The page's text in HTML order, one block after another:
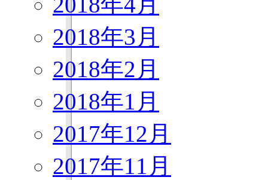
2018年3月
2018年2月
2018年1月
2017年12月
2017年11月